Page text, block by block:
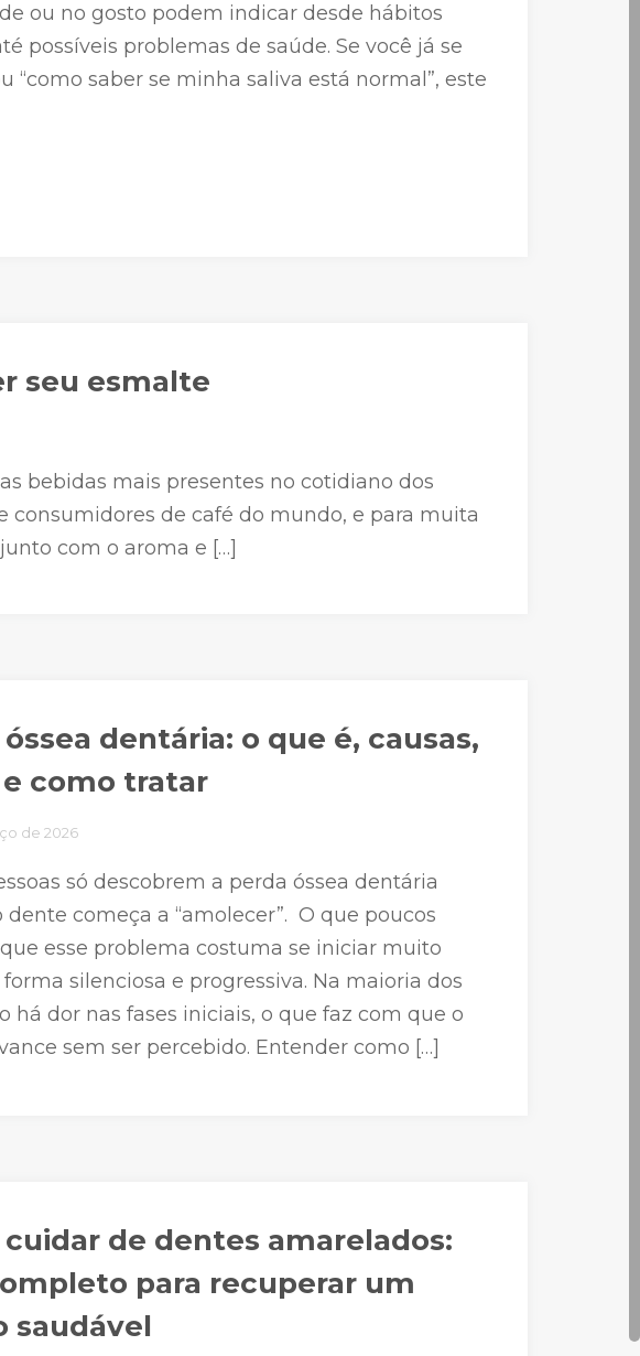
ou no gosto podem indicar desde hábitos
possíveis problemas de saúde. Se você já se
“como saber se minha saliva está normal”, este
seu esmalte
bebidas mais presentes no cotidiano dos
consumidores de café do mundo, e para muita
com o aroma e […]
dentária: o que é, causas,
e como tratar
de 2026
só descobrem a perda óssea dentária
dente começa a “amolecer”. O que poucos
esse problema costuma se iniciar muito
silenciosa e progressiva. Na maioria dos
há dor nas fases iniciais, o que faz com que o
sem ser percebido. Entender como […]
cuidar de dentes amarelados:
para recuperar um
saudável